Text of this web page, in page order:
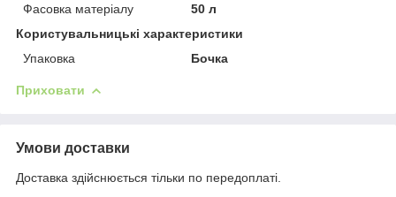
Фасовка матеріалу
50 л
Користувальницькі характеристики
Упаковка
Бочка
Приховати
Умови доставки
Доставка здійснюється тільки по передоплаті.